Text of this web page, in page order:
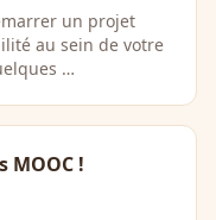
un projet
au sein de votre
…
MOOC !